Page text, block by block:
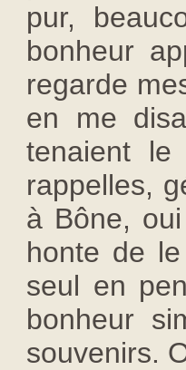
pur,
bonheur
regarde
en me
tenaient
rappelles,
à Bône,
honte de
seul en
bonheur
souvenirs.